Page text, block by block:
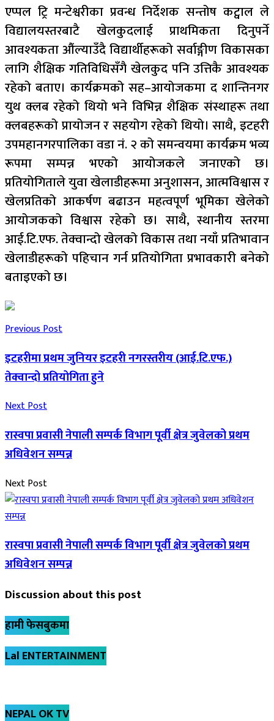
एप्पल ट्रि मन्टेश्वरीका प्रवन्ध निर्देशक सन्तोष कट्वाल ले
विद्यालयस्तरबाटै खेलकुदलाई प्राथमिकता दिनुपर्ने
आवश्यकता औंल्याउँदै विद्यार्थीहरूको सर्वाङ्गीण विकासका
लागि शैक्षिक गतिविधिसँगै खेलकुद पनि उत्तिकै आवश्यक
रहेको बताए। कार्यक्रमको सह–आयोजकमा द शान्तिनगर
युथ क्लब रहेको थियो भने विभिन्न शैक्षिक संस्थाहरू तथा
क्लबहरूको प्रायोजन र सहयोग रहेको थियो। साथै, इटहरी
उपमहानगरपालिका वडा नं. २ को समन्वयमा कार्यक्रम भव्य
रूपमा सम्पन्न भएको आयोजकले जनाएको छ।
प्रतियोगिताले युवा खेलाडीहरूमा अनुशासन, आत्मविश्वास र
खेलप्रतिको आकर्षण बढाउन महत्वपूर्ण भूमिका खेलेको
आयोजकको विश्वास रहेको छ। साथै, स्थानीय स्तरमा
आई.टि.एफ. तेक्वान्दो खेलको विकास तथा नयाँ प्रतिभावान
खेलाडीहरूको पहिचान गर्न प्रतियोगिता प्रभावकारी बनेको
बताइएको छ।
Previous Post
इटहरीमा प्रथम जुनियर इटहरी नगरस्तरीय (आई.टि.एफ.)
तेक्वान्दो प्रतियोगिता हुने
Next Post
रास्वपा प्रवासी नेपाली सम्पर्क विभाग पूर्वी क्षेत्र जुवेलको प्रथम
अधिवेशन सम्पन्न
Next Post
रास्वपा प्रवासी नेपाली सम्पर्क विभाग पूर्वी क्षेत्र जुवेलको प्रथम
अधिवेशन सम्पन्न
Discussion about this post
हामी फेसबुकमा
Lal ENTERTAINMENT
NEPAL OK TV